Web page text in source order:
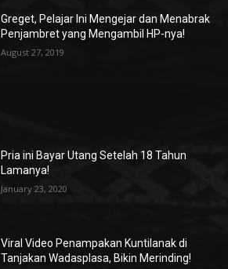
Greget, Pelajar Ini Mengejar dan Menabrak
Penjambret yang Mengambil HP-nya!
August 27, 2019
Pria ini Bayar Utang Setelah 18 Tahun
Lamanya!
January 23, 2020
Viral Video Penampakan Kuntilanak di
Tanjakan Wadasplasa, Bikin Merinding!